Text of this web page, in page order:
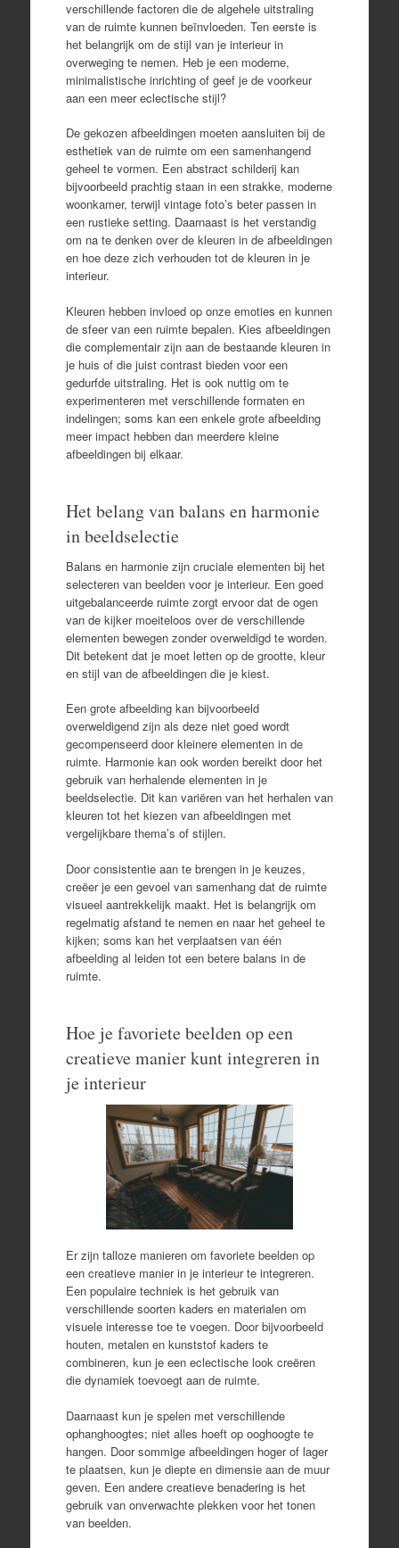
verschillende factoren die de algehele uitstraling
van de ruimte kunnen beïnvloeden. Ten eerste is
het belangrijk om de stijl van je interieur in
overweging te nemen. Heb je een moderne,
minimalistische inrichting of geef je de voorkeur
aan een meer eclectische stijl?
De gekozen afbeeldingen moeten aansluiten bij de
esthetiek van de ruimte om een samenhangend
geheel te vormen. Een abstract schilderij kan
bijvoorbeeld prachtig staan in een strakke, moderne
woonkamer, terwijl vintage foto’s beter passen in
een rustieke setting. Daarnaast is het verstandig
om na te denken over de kleuren in de afbeeldingen
en hoe deze zich verhouden tot de kleuren in je
interieur.
Kleuren hebben invloed op onze emoties en kunnen
de sfeer van een ruimte bepalen. Kies afbeeldingen
die complementair zijn aan de bestaande kleuren in
je huis of die juist contrast bieden voor een
gedurfde uitstraling. Het is ook nuttig om te
experimenteren met verschillende formaten en
indelingen; soms kan een enkele grote afbeelding
meer impact hebben dan meerdere kleine
afbeeldingen bij elkaar.
Het belang van balans en harmonie
in beeldselectie
Balans en harmonie zijn cruciale elementen bij het
selecteren van beelden voor je interieur. Een goed
uitgebalanceerde ruimte zorgt ervoor dat de ogen
van de kijker moeiteloos over de verschillende
elementen bewegen zonder overweldigd te worden.
Dit betekent dat je moet letten op de grootte, kleur
en stijl van de afbeeldingen die je kiest.
Een grote afbeelding kan bijvoorbeeld
overweldigend zijn als deze niet goed wordt
gecompenseerd door kleinere elementen in de
ruimte. Harmonie kan ook worden bereikt door het
gebruik van herhalende elementen in je
beeldselectie. Dit kan variëren van het herhalen van
kleuren tot het kiezen van afbeeldingen met
vergelijkbare thema’s of stijlen.
Door consistentie aan te brengen in je keuzes,
creëer je een gevoel van samenhang dat de ruimte
visueel aantrekkelijk maakt. Het is belangrijk om
regelmatig afstand te nemen en naar het geheel te
kijken; soms kan het verplaatsen van één
afbeelding al leiden tot een betere balans in de
ruimte.
Hoe je favoriete beelden op een
creatieve manier kunt integreren in
je interieur
Er zijn talloze manieren om favoriete beelden op
een creatieve manier in je interieur te integreren.
Een populaire techniek is het gebruik van
verschillende soorten kaders en materialen om
visuele interesse toe te voegen. Door bijvoorbeeld
houten, metalen en kunststof kaders te
combineren, kun je een eclectische look creëren
die dynamiek toevoegt aan de ruimte.
Daarnaast kun je spelen met verschillende
ophanghoogtes; niet alles hoeft op ooghoogte te
hangen. Door sommige afbeeldingen hoger of lager
te plaatsen, kun je diepte en dimensie aan de muur
geven. Een andere creatieve benadering is het
gebruik van onverwachte plekken voor het tonen
van beelden.